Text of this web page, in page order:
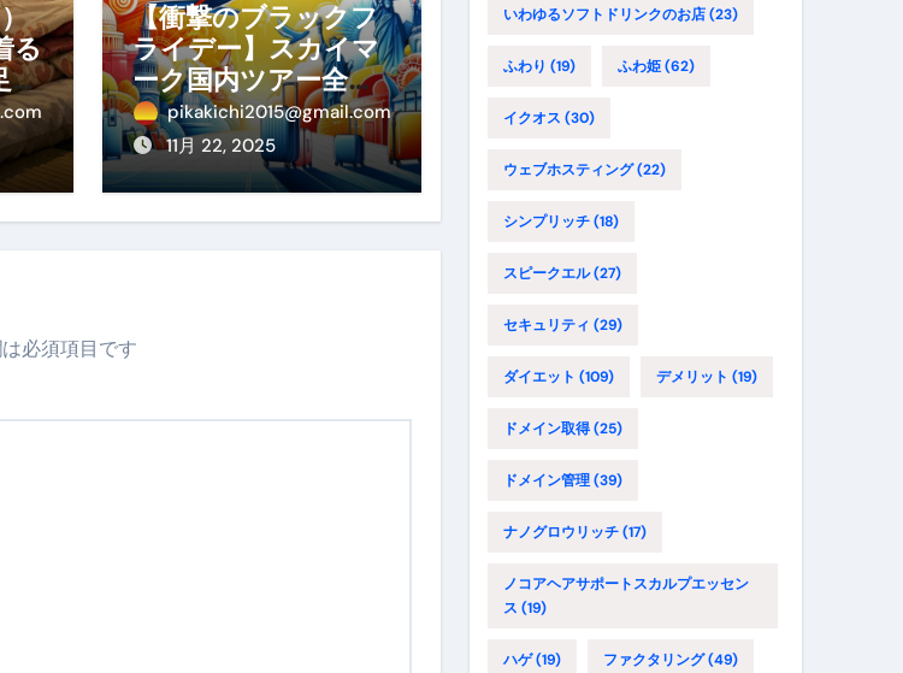
る
元
【衝撃のブラックフ
ライデー】スカイマ
ーク国内ツアー全路
線が大特価！年末年
始・春休みを贅沢に
過ごす賢い予約ガイ
pikakichi2015@gmail.com
11月 22, 2025
必須項目です
いわゆるソフトドリンクのお店(23)
ふわり (19) ふわ姫(62)
イクオス (30)
ウェブホスティング(22)
シンプリッチ(18)
スピークエル(27)
セキュリティ (29)
ダイエット (109) デメリット (19)
ドメイン取得(25)
ドメイン管理(39)
ナノグロウリッチ(17)
ノコアヘアサポートスカルプエッセン
ス (19)
ハゲ(19) ファクタリング(49)